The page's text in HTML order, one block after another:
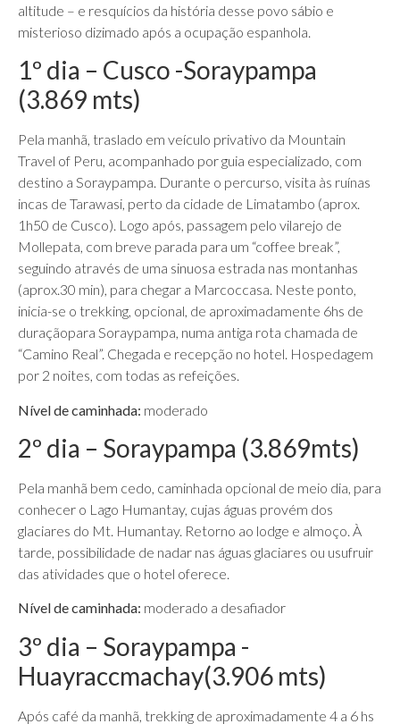
altitude – e resquícios da história desse povo sábio e
misterioso dizimado após a ocupação espanhola.
1º dia – Cusco -Soraypampa
(3.869 mts)
Pela manhã, traslado em veículo privativo da Mountain
Travel of Peru, acompanhado por guia especializado, com
destino a Soraypampa. Durante o percurso, visita às ruínas
incas de Tarawasi, perto da cidade de Limatambo (aprox.
1h50 de Cusco). Logo após, passagem pelo vilarejo de
Mollepata, com breve parada para um “coffee break”,
seguindo através de uma sinuosa estrada nas montanhas
(aprox.30 min), para chegar a Marcoccasa. Neste ponto,
inicia-se o trekking, opcional, de aproximadamente 6hs de
duraçãopara Soraypampa, numa antiga rota chamada de
“Camino Real”. Chegada e recepção no hotel. Hospedagem
por 2 noites, com todas as refeições.
Nível de caminhada: moderado
2º dia – Soraypampa (3.869mts)
Pela manhã bem cedo, caminhada opcional de meio dia, para
conhecer o Lago Humantay, cujas águas provém dos
glaciares do Mt. Humantay. Retorno ao lodge e almoço. À
tarde, possibilidade de nadar nas águas glaciares ou usufruir
das atividades que o hotel oferece.
Nível de caminhada: moderado a desafiador
3º dia – Soraypampa -
Huayraccmachay(3.906 mts)
Após café da manhã, trekking de aproximadamente 4 a 6 hs